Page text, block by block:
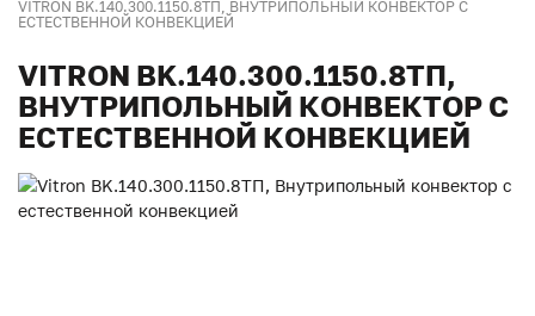
VITRON BK.140.300.1150.8ТП, ВНУТРИПОЛЬНЫЙ КОНВЕКТОР С
ЕСТЕСТВЕННОЙ КОНВЕКЦИЕЙ
VITRON BK.140.300.1150.8ТП,
ВНУТРИПОЛЬНЫЙ КОНВЕКТОР С
ЕСТЕСТВЕННОЙ КОНВЕКЦИЕЙ